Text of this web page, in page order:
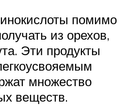
помимо
из орехов,
Эти продукты
множество
веществ.